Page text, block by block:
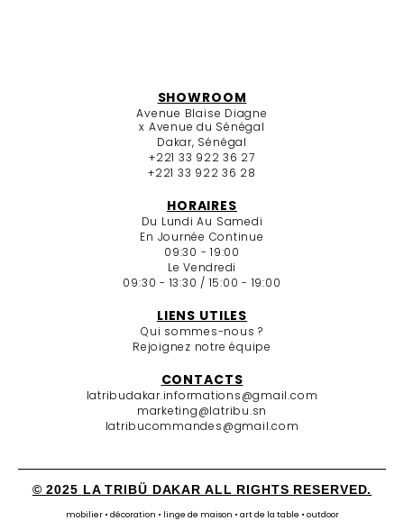
SHOWROOM
Avenue Blaise Diagne
x Avenue du Sénégal
Dakar, Sénégal
+221 33 922 36 27
+221 33 922 36 28
HORAIRES
Du Lundi Au Samedi
En Journée Continue
09:30 - 19:00
Le Vendredi
09:30 - 13:30 / 15:00 - 19:00
LIENS UTILES
Qui sommes-nous ?
Rejoignez notre équipe
CONTACTS
latribudakar.informations@gmail.com
marketing@latribu.sn
latribucommandes@gmail.com
© 2025 LA TRIBÜ DAKAR ALL RIGHTS RESERVED.
mobilier • décoration • linge de maison • art de la table • outdoor